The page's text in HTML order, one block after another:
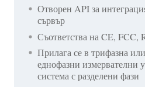
Отворен API за
сървър
Съответства на CE, FCC,
Прилага се в трифазна
еднофазни измервателни
система с разделени фази